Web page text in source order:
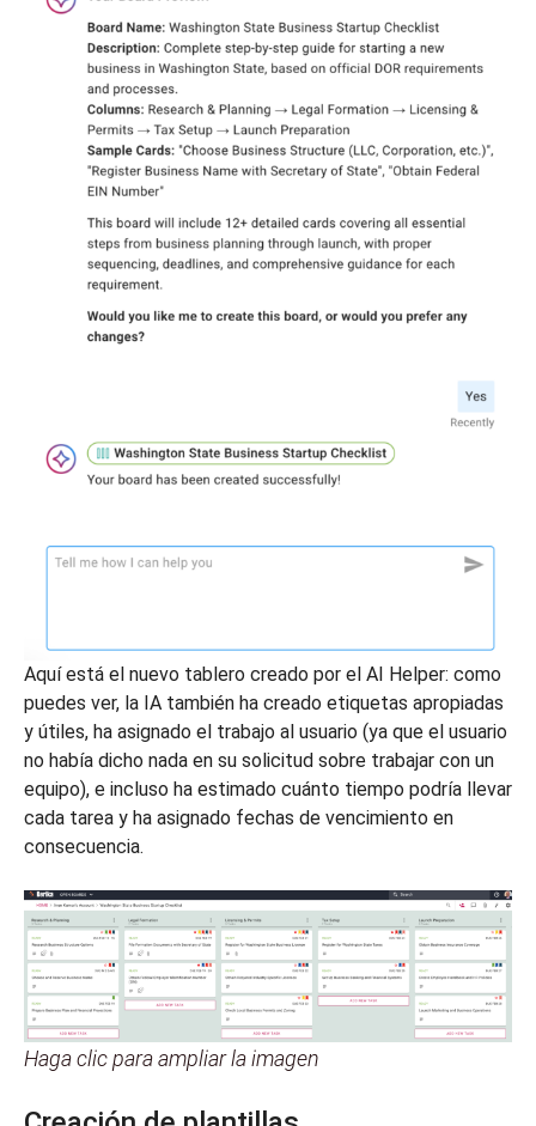
Aquí está el nuevo tablero creado por el AI Helper: como
puedes ver, la IA también ha creado etiquetas apropiadas
y útiles, ha asignado el trabajo al usuario (ya que el usuario
no había dicho nada en su solicitud sobre trabajar con un
equipo), e incluso ha estimado cuánto tiempo podría llevar
cada tarea y ha asignado fechas de vencimiento en
consecuencia.
Haga clic para ampliar la imagen